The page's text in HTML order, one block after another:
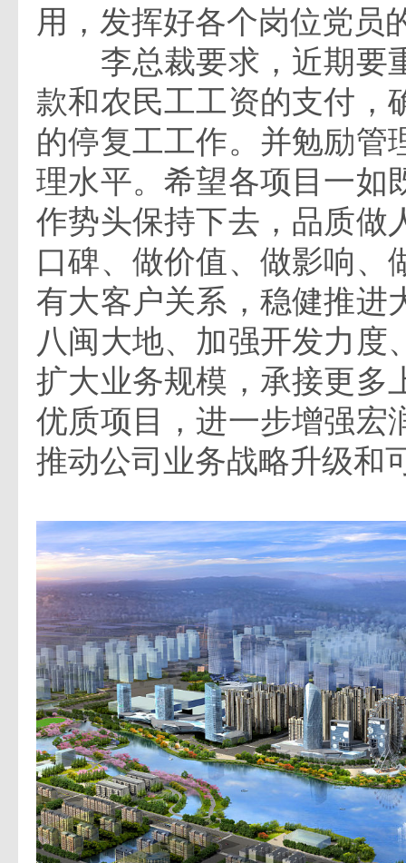
用，发挥好各个岗位党员
李总裁要求，近期要
款和农民工工资的支付，
的停复工工作。并勉励管
理水平。希望各项目一如
作势头保持下去，品质做
口碑、做价值、做影响、
有大客户关系，稳健推进
八闽大地、加强开发力度
扩大业务规模，承接更多
优质项目，进一步增强宏
推动公司业务战略升级和